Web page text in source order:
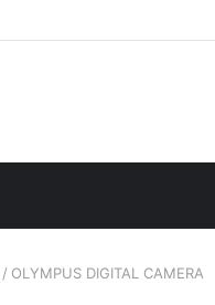
/ OLYMPUS DIGITAL CAMERA